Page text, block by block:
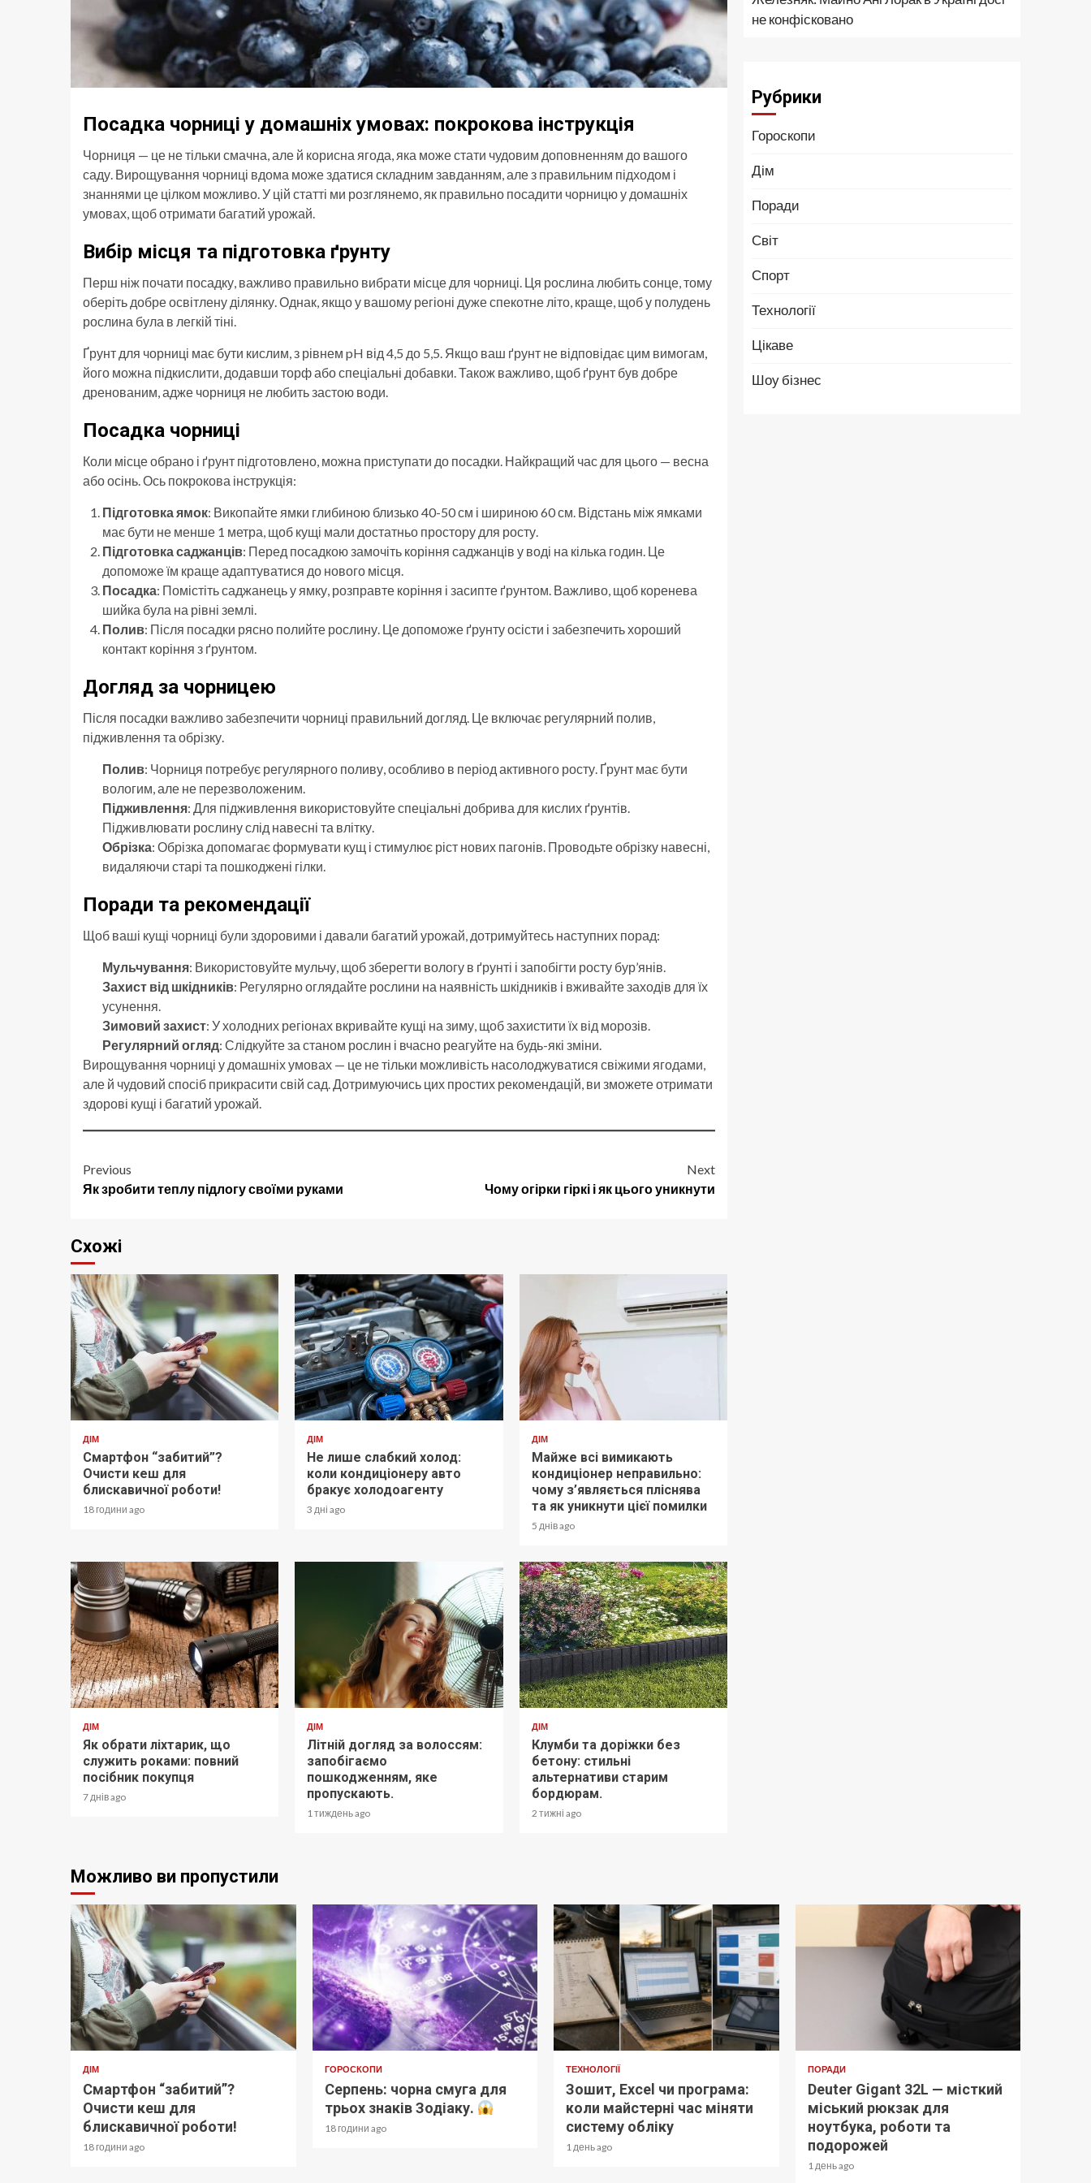
Посадка чорниці у домашніх умовах: покрокова інструкція
Чорниця — це не тільки смачна, але й корисна ягода, яка може стати чудовим доповненням до вашого
саду. Вирощування чорниці вдома може здатися складним завданням, але з правильним підходом і
знаннями це цілком можливо. У цій статті ми розглянемо, як правильно посадити чорницю у домашніх
умовах, щоб отримати багатий урожай.
Вибір місця та підготовка ґрунту
Перш ніж почати посадку, важливо правильно вибрати місце для чорниці. Ця рослина любить сонце, тому
оберіть добре освітлену ділянку. Однак, якщо у вашому регіоні дуже спекотне літо, краще, щоб у полудень
рослина була в легкій тіні.
Ґрунт для чорниці має бути кислим, з рівнем pH від 4,5 до 5,5. Якщо ваш ґрунт не відповідає цим вимогам,
його можна підкислити, додавши торф або спеціальні добавки. Також важливо, щоб ґрунт був добре
дренованим, адже чорниця не любить застою води.
Посадка чорниці
Коли місце обрано і ґрунт підготовлено, можна приступати до посадки. Найкращий час для цього — весна
або осінь. Ось покрокова інструкція:
Підготовка ямок: Викопайте ямки глибиною близько 40-50 см і шириною 60 см. Відстань між ямками
має бути не менше 1 метра, щоб кущі мали достатньо простору для росту.
Підготовка саджанців: Перед посадкою замочіть коріння саджанців у воді на кілька годин. Це
допоможе їм краще адаптуватися до нового місця.
Посадка: Помістіть саджанець у ямку, розправте коріння і засипте ґрунтом. Важливо, щоб коренева
шийка була на рівні землі.
Полив: Після посадки рясно полийте рослину. Це допоможе ґрунту осісти і забезпечить хороший
контакт коріння з ґрунтом.
Догляд за чорницею
Після посадки важливо забезпечити чорниці правильний догляд. Це включає регулярний полив,
підживлення та обрізку.
Полив: Чорниця потребує регулярного поливу, особливо в період активного росту. Ґрунт має бути
вологим, але не перезволоженим.
Підживлення: Для підживлення використовуйте спеціальні добрива для кислих ґрунтів.
Підживлювати рослину слід навесні та влітку.
Обрізка: Обрізка допомагає формувати кущ і стимулює ріст нових пагонів. Проводьте обрізку навесні,
видаляючи старі та пошкоджені гілки.
Поради та рекомендації
Щоб ваші кущі чорниці були здоровими і давали багатий урожай, дотримуйтесь наступних порад:
Мульчування: Використовуйте мульчу, щоб зберегти вологу в ґрунті і запобігти росту бур’янів.
Захист від шкідників: Регулярно оглядайте рослини на наявність шкідників і вживайте заходів для їх
усунення.
Зимовий захист: У холодних регіонах вкривайте кущі на зиму, щоб захистити їх від морозів.
Регулярний огляд: Слідкуйте за станом рослин і вчасно реагуйте на будь-які зміни.
Вирощування чорниці у домашніх умовах — це не тільки можливість насолоджуватися свіжими ягодами,
але й чудовий спосіб прикрасити свій сад. Дотримуючись цих простих рекомендацій, ви зможете отримати
здорові кущі і багатий урожай.
Post
Previous
Як зробити теплу підлогу своїми руками
Next
Чому огірки гіркі і як цього уникнути
Схожі
ДІМ
Смартфон “забитий”?
Очисти кеш для
блискавичної роботи!
18 години ago
ДІМ
Не лише слабкий холод:
коли кондиціонеру авто
бракує холодоагенту
3 дні ago
ДІМ
Майже всі вимикають
кондиціонер неправильно:
чому з’являється пліснява
та як уникнути цієї помилки
5 днів ago
ДІМ
Як обрати ліхтарик, що
служить роками: повний
посібник покупця
7 днів ago
ДІМ
Літній догляд за волоссям:
запобігаємо
пошкодженням, яке
пропускають.
1 тиждень ago
ДІМ
Клумби та доріжки без
бетону: стильні
альтернативи старим
бордюрам.
2 тижні ago
не конфісковано
Рубрики
Гороскопи
Дім
Поради
Світ
Спорт
Технології
Цікаве
Шоу бізнес
Можливо ви пропустили
ДІМ
Смартфон “забитий”?
Очисти кеш для
блискавичної роботи!
18 години ago
ГОРОСКОПИ
Серпень: чорна смуга для
трьох знаків Зодіаку.
18 години ago
ТЕХНОЛОГІЇ
Зошит, Excel чи програма:
коли майстерні час міняти
систему обліку
1 день ago
ПОРАДИ
Deuter Gigant 32L — місткий
міський рюкзак для
ноутбука, роботи та
подорожей
1 день ago